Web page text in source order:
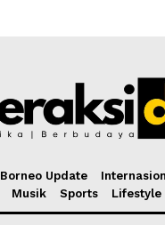
Borneo Update
Musik
Sports Lifestyle